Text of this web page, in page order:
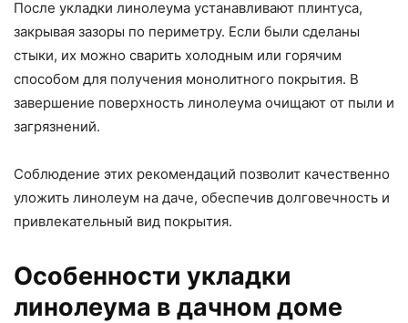
После укладки линолеума устанавливают плинтуса,
закрывая зазоры по периметру. Если были сделаны
стыки, их можно сварить холодным или горячим
способом для получения монолитного покрытия. В
завершение поверхность линолеума очищают от пыли и
загрязнений.
Соблюдение этих рекомендаций позволит качественно
уложить линолеум на даче, обеспечив долговечность и
привлекательный вид покрытия.
Особенности укладки
линолеума в дачном доме